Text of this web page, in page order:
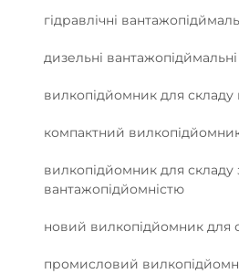
гідравлічні
дизельні
вилкопідйомник для складу
компактний
вилкопідйомник для
вантажопідйомністю
новий вилкопідйомник для
промисловий